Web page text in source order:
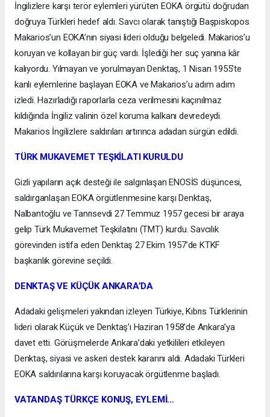
İngilizlere karşı terör eylemleri yürüten EOKA örgütü doğrudan
doğruya Türkleri hedef aldı. Savcı olarak tanıştığı Başpiskopos
Makarios’un EOKA’nın siyasi lideri olduğu belgeledi. Makarios’u
koruyan ve kollayan bir güç vardı. İşlediği her suç yanına kâr
kalıyordu. Yılmayan ve yorulmayan Denktaş, 1 Nisan 1955’te
kanlı eylemlerine başlayan EOKA ve Makarios’u adım adım
izledi. Hazırladığı raporlarla ceza verilmesini kaçınılmaz
kıldığında İngiliz valinin özel koruma kalkanı devredeydi.
Makarios İngilizlere saldırıları artırınca adadan sürgün edildi.
TÜRK MUKAVEMET TEŞKİLATI KURULDU
Gizli yapıların açık desteği ile salgınlaşan ENOSİS düşüncesi,
saldırganlaşan EOKA örgütlenmesine karşı Denktaş,
Nalbantoğlu ve Tanrısevdi 27 Temmuz 1957 gecesi bir araya
gelip Türk Mukavemet Teşkilatını (TMT) kurdu. Savcılık
görevinden istifa eden Denktaş 27 Ekim 1957’de KTKF
başkanlık görevine seçildi.
DENKTAŞ VE KÜÇÜK ANKARA’DA
Adadaki gelişmeleri yakından izleyen Türkiye, Kıbrıs Türklerinin
lideri olarak Küçük ve Denktaş’ı Haziran 1958’de Ankara’ya
davet etti. Görüşmelerde Ankara’daki yetkilileri etkileyen
Denktaş, siyasi ve askeri destek kararını aldı. Adadaki Türkleri
EOKA saldırılarına karşı koruyacak örgütlenme başladı.
VATANDAŞ TÜRKÇE KONUŞ, EYLEMİ…